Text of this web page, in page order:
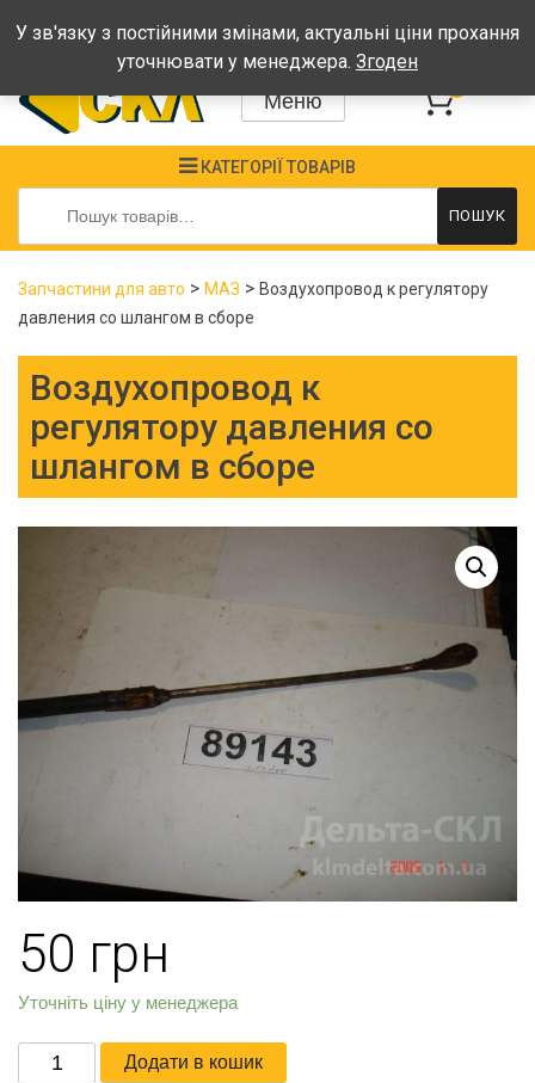
Графік: Пн-Пт: 08:00-17:00, Сб-Нд - вихідні
Меню
КАТЕГОРІЇ ТОВАРІВ
Шукати:
ПОШУК
Запчастини для авто > МАЗ > Воздухопровод к регулятору
давления со шлангом в сборе
Воздухопровод к
регулятору давления со
шлангом в сборе
50 грн
Уточніть ціну у менеджера
ВоздухопроводДодати в кошик
У зв'язку з постійними змінами, актуальні ціни прохання
уточнювати у менеджера. Згоден